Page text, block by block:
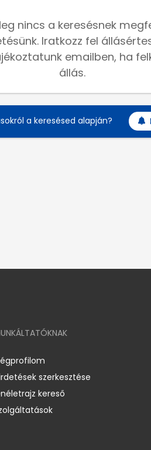
nincs a keresésnek
Iratkozz fel
emailben, ha
állás.
a keresésed alapján?
szerkesztése
kereső